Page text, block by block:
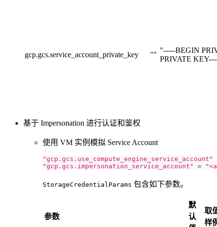
gcp.gcs.service_account_private_key ""
"-----BEGIN
PRIVATE
基于 Impersonation 进行认证和鉴权
使用 VM 实例模拟 Service Account
"gcp.gcs.use_compute_engine_service_account"
"gcp.gcs.impersonation_service_account"
=
StorageCredentialParams 包含如下参数。
参数
默
认
取
样